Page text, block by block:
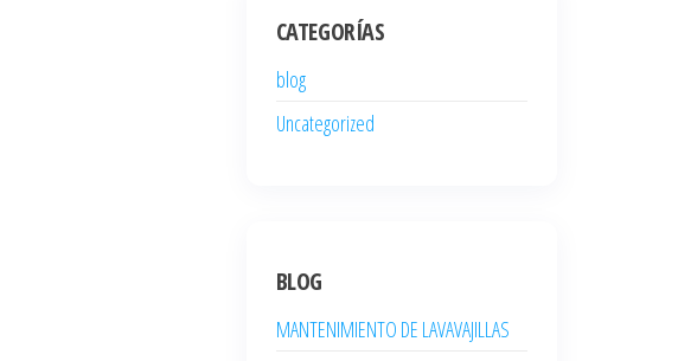
CATEGORÍAS
blog
Uncategorized
BLOG
MANTENIMIENTO DE LAVAVAJILLAS